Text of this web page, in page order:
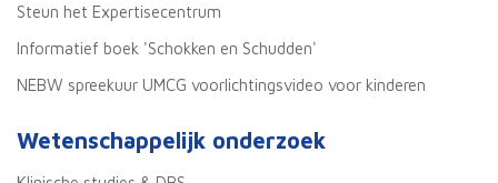
Steun het Expertisecentrum
Informatief boek 'Schokken en Schudden'
NEBW spreekuur UMCG voorlichtingsvideo voor kinderen
Wetenschappelijk onderzoek